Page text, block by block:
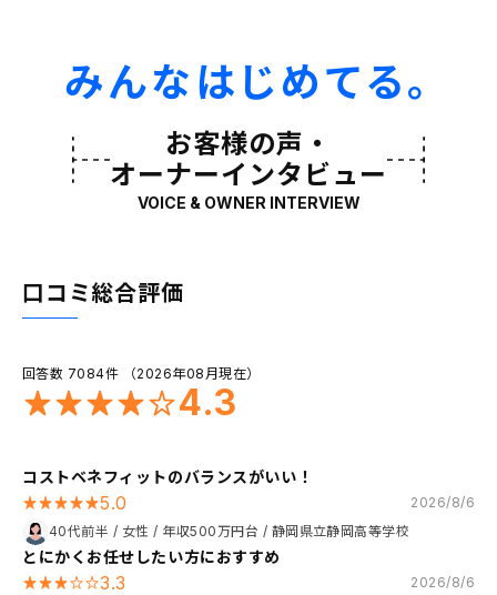
みんなはじめてる。
お客様の声・
オーナーインタビュー
VOICE & OWNER INTERVIEW
口コミ総合評価
回答数 7084件 （2026年08月現在）
4.3
コストベネフィットのバランスがいい！
5.0
2026/8/6
40代前半 / 女性 / 年収500万円台 / 静岡県立静岡高等学校
とにかくお任せしたい方におすすめ
3.3
2026/8/6